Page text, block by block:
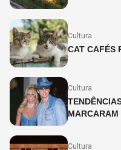
Cultura
CAT CAFÉS
Cultura
Cultura